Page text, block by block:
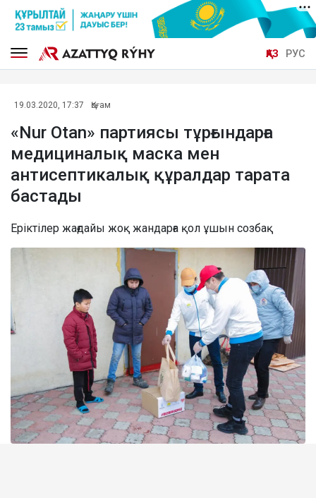
ҚАЗ РУС
19.03.2020, 17:37 Қоғам
«Nur Otan» партиясы тұрғындарға
медициналық маска мен
антисептикалық құралдар тарата
бастады
Еріктілер жағдайы жоқ жандарға қол ұшын созбақ